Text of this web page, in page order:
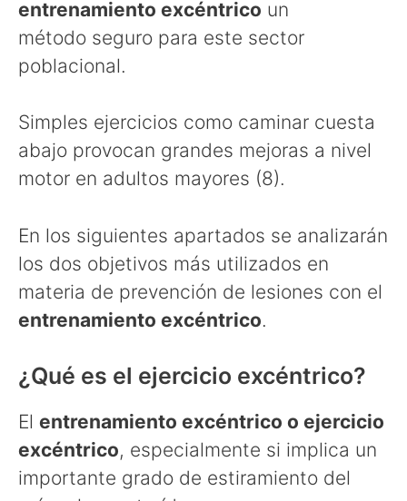
entrenamiento excéntrico un
método seguro para este sector
poblacional.
Simples ejercicios como caminar cuesta
abajo provocan grandes mejoras a nivel
motor en adultos mayores (8).
En los siguientes apartados se analizarán
los dos objetivos más utilizados en
materia de prevención de lesiones con el
entrenamiento excéntrico.
¿Qué es el ejercicio excéntrico?
El entrenamiento excéntrico o ejercicio
excéntrico, especialmente si implica un
importante grado de estiramiento del